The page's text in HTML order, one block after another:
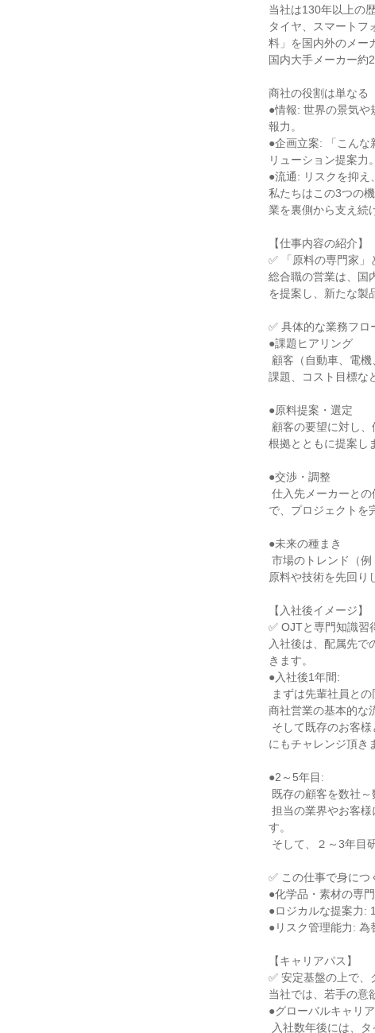
当社は130年以上の
タイヤ、スマートフ
料」を国内外のメー
国内大手メーカー約
商社の役割は単なる
●情報: 世界の景気や
報力。
●企画立案: 「こんな
リューション提案力。
●流通: リスクを抑え
私たちはこの3つの
業を裏側から支え続
【仕事内容の紹介】
✅ 「原料の専門家」
総合職の営業は、国
を提案し、新たな製
✅ 具体的な業務フロ
●課題ヒアリング
課題、コスト目標な
●原料提案・選定
根拠とともに提案し
●交渉・調整
で、プロジェクトを
●未来の種まき
原料や技術を先回り
【入社後イメージ】
✅ OJTと専門知識習
入社後は、配属先で
きます。
●入社後1年間:
商社営業の基本的な
にもチャレンジ頂き
●2～5年目:
す。
✅ この仕事で身につ
●化学品・素材の専
●ロジカルな提案力:
●リスク管理能力: 為
【キャリアパス】
✅ 安定基盤の上で
当社では、若手の意
●グローバルキャリ